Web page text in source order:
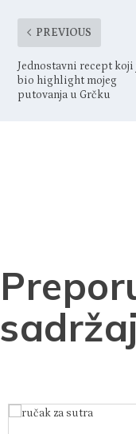
PREVIOUS
Jednostavni recept koji
bio highlight mojeg
putovanja u Grčku
sadržaj